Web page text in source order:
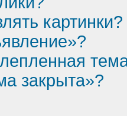
картинки?
закрыта»?